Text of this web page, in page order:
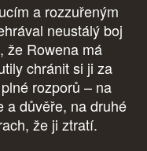
a rozzuřeným
neustálý boj
že Rowena má
chránit si ji za
rozporů – na
a důvěře, na druhé
že ji ztratí.